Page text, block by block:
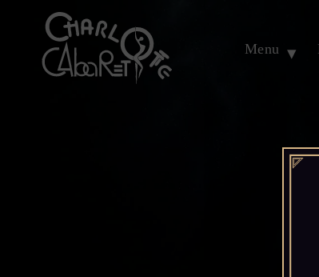
Menu